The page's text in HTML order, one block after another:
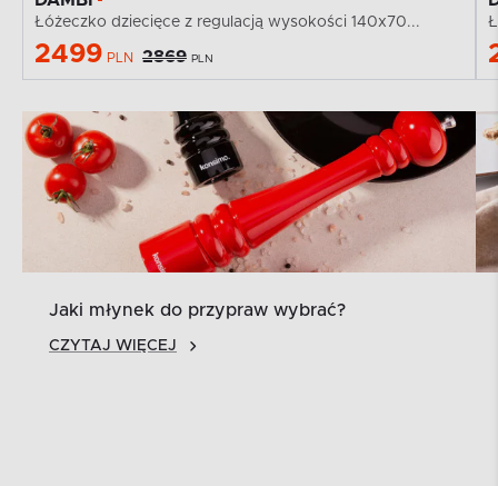
Łóżeczko dziecięce z regulacją wysokości 140x70...
2499 PLN 2869 PLN
Jaki młynek do przypraw wybrać?
CZYTAJ WIĘCEJ